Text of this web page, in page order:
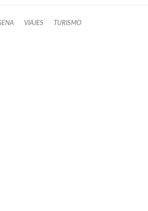
VIAJES TURISMO